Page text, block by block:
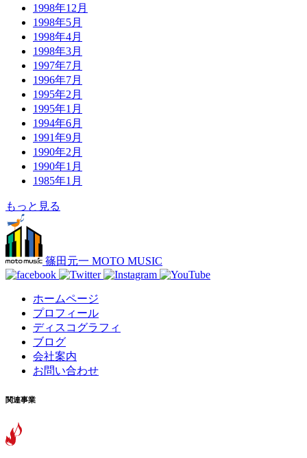
1998年12月
1998年5月
1998年4月
1998年3月
1997年7月
1996年7月
1995年2月
1995年1月
1994年6月
1991年9月
1990年2月
1990年1月
1985年1月
もっと見る
篠田元一 MOTO MUSIC
ホームページ
プロフィール
ディスコグラフィ
ブログ
会社案内
お問い合わせ
関連事業